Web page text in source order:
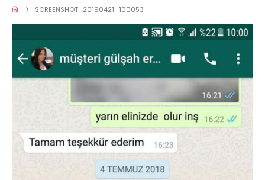
SCREENSHOT_20190421_100053